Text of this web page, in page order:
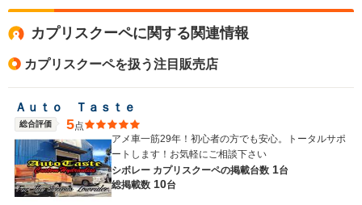
カプリスクーペに関する関連情報
カプリスクーペを扱う注目販売店
Ａｕｔｏ Ｔａｓｔｅ
総合評価 5点
アメ車一筋29年！初心者の方でも安心。トータルサポ
ートします！お気軽にご相談下さい
シボレー カプリスクーペの掲載台数 1台
総掲載数 10台